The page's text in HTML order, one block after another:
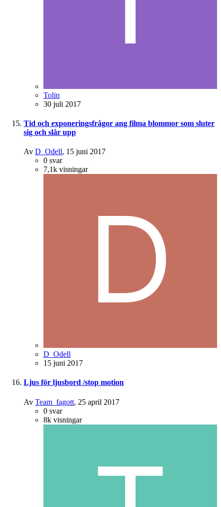
Tolin
30 juli 2017
Tid och exponeringsfrågor ang filma blommor som sluter
sig och slår upp
Av D_Odell, 15 juni 2017
0 svar
7,1k visningar
D_Odell
15 juni 2017
Ljus för ljusbord /stop motion
Av Team_fagott, 25 april 2017
0 svar
8k visningar